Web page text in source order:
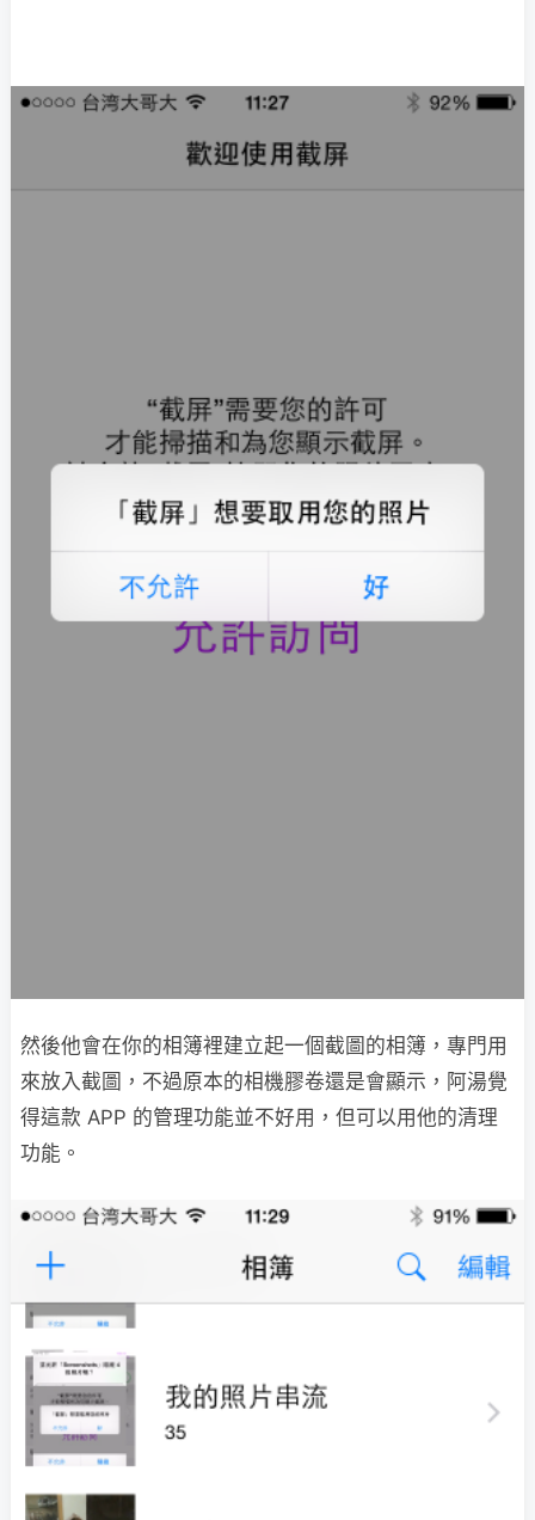
然後他會在你的相簿裡建立起一個截圖的相簿，專門用
來放入截圖，不過原本的相機膠卷還是會顯示，阿湯覺
得這款 APP 的管理功能並不好用，但可以用他的清理
功能。